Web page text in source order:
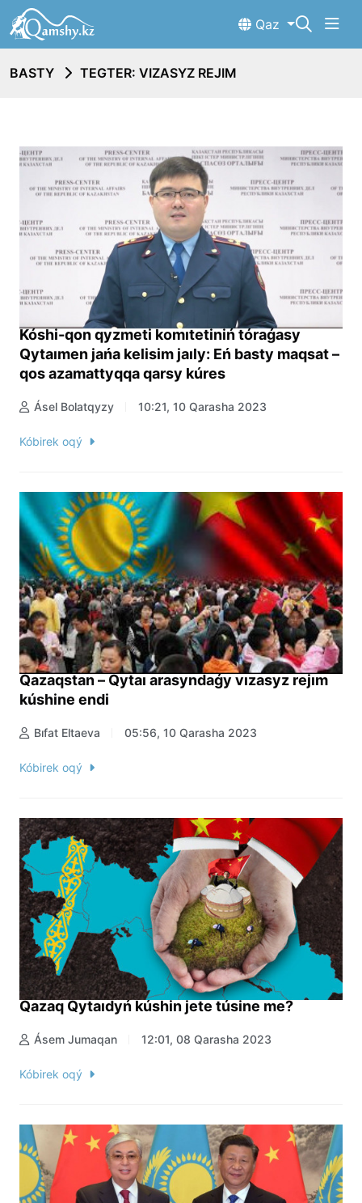
Qaz
BASTY TEGTER: VIZASYZ REJIM
Kóshi-qon qyzmeti komıtetiniń tóraǵasy
Qytaımen jańa kelisim jaıly: Eń basty maqsat –
qos azamattyqqa qarsy kúres
Ásel Bolatqyzy 10:21, 10 Qarasha 2023
Kóbirek oqý
Qazaqstan – Qytaı arasyndaǵy vızasyz rejım
kúshine endi
Bıfat Eltaeva 05:56, 10 Qarasha 2023
Kóbirek oqý
Qazaq Qytaıdyń kúshin jete túsine me?
Ásem Jumaqan 12:01, 08 Qarasha 2023
Kóbirek oqý